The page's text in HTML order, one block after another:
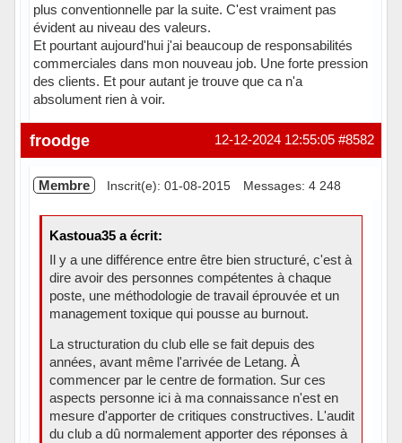
plus conventionnelle par la suite. C'est vraiment pas
évident au niveau des valeurs.
Et pourtant aujourd'hui j'ai beaucoup de responsabilités
commerciales dans mon nouveau job. Une forte pression
des clients. Et pour autant je trouve que ca n'a
absolument rien à voir.
Hors ligne #8582
12-12-2024 12:55:05
froodge
Membre Inscrit(e): 01-08-2015 Messages: 4 248
Kastoua35 a écrit:
Il y a une différence entre être bien structuré, c'est à
dire avoir des personnes compétentes à chaque
poste, une méthodologie de travail éprouvée et un
management toxique qui pousse au burnout.
La structuration du club elle se fait depuis des
années, avant même l'arrivée de Letang. À
commencer par le centre de formation. Sur ces
aspects personne ici à ma connaissance n'est en
mesure d'apporter de critiques constructives. L'audit
du club a dû normalement apporter des réponses à